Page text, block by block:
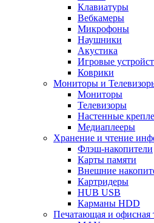
Клавиатуры
Вебкамеры
Микрофоны
Наушники
Акустика
Игровые
Коврики
Мониторы и
Мониторы
Телевизоры
Настенные
Медиаплееры
Хранение и чтение
Флэш-накопители
Карты памяти
Внешние
Картридеры
HUB USB
Карманы HDD
Печатающая и офисная